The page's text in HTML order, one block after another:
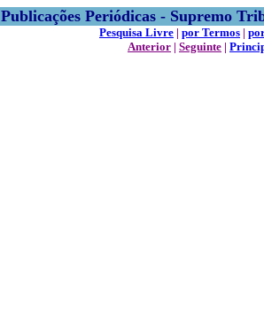
Publicações Periódicas - Supremo
Pesquisa Livre | por Termos |
Anterior | Seguinte |